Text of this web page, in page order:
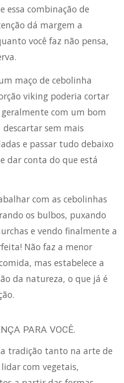
essa combinação de
dá margem a
você faz não pensa,
maço de cebolinha
viking poderia cortar
com um bom
sem mais
e passar tudo debaixo
dar conta do que está
com as cebolinhas
os bulbos, puxando
e vendo finalmente a
Não faz a menor
mas estabelece a
da natureza, o que já é
PARA VOCÊ.
tradição tanto na arte de
com vegetais,